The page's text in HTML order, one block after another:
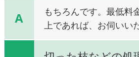
A
もちろんです。最低料
上であれば、お伺いい